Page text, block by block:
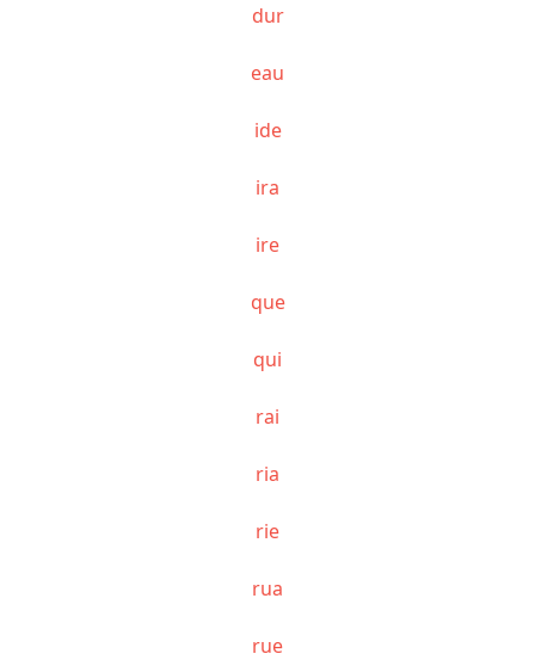
dur
eau
ide
ira
ire
que
qui
rai
ria
rie
rua
rue